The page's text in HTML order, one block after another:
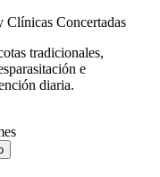
Clínicas Concertadas
tradicionales,
e
diaria.